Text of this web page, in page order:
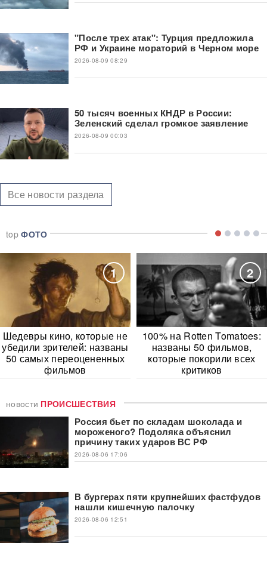
"После трех атак": Турция предложила
РФ и Украине мораторий в Черном море
2026-08-09 08:29
50 тысяч военных КНДР в России:
Зеленский сделал громкое заявление
2026-08-09 00:03
Все новости раздела
topФОТО
1
Шедевры кино, которые не
убедили зрителей: названы
50 самых переоцененных
фильмов
2
100% на Rotten Tomatoes:
названы 50 фильмов,
которые покорили всех
критиков
новости ПРОИСШЕСТВИЯ
Россия бьет по складам шоколада и
мороженого? Подоляка объяснил
причину таких ударов ВС РФ
2026-08-06 17:06
В бургерах пяти крупнейших фастфудов
нашли кишечную палочку
2026-08-06 12:51